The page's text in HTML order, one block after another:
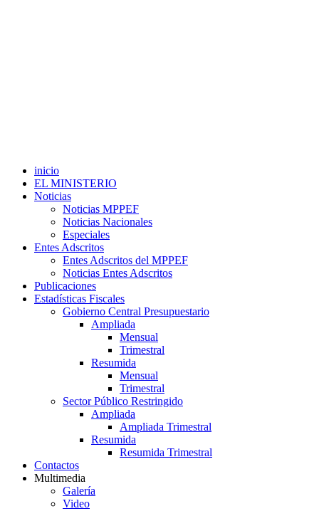
inicio
EL MINISTERIO
Noticias
Noticias MPPEF
Noticias Nacionales
Especiales
Entes Adscritos
Entes Adscritos del MPPEF
Noticias Entes Adscritos
Publicaciones
Estadísticas Fiscales
Gobierno Central Presupuestario
Ampliada
Mensual
Trimestral
Resumida
Mensual
Trimestral
Sector Público Restringido
Ampliada
Ampliada Trimestral
Resumida
Resumida Trimestral
Contactos
Multimedia
Galería
Video